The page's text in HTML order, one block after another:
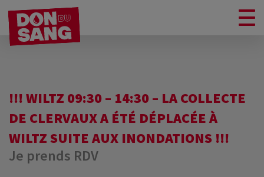
!!! WILTZ 09:30 – 14:30 – LA COLLECTE
DE CLERVAUX A ÉTÉ DÉPLACÉE À
WILTZ SUITE AUX INONDATIONS !!!
Je prends RDV